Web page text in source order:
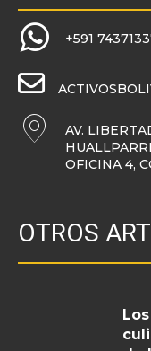
+591
AV.
OFICINA 4,
OTROS